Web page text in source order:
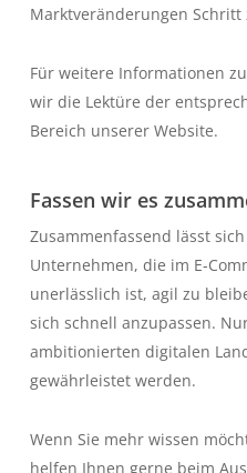
Marktveränderungen Schritt
Für weitere Informationen
wir die Lektüre der
Bereich unserer Website.
Fassen wir es
Zusammenfassend lässt
Unternehmen, die im E-
unerlässlich ist, agil zu
sich schnell anzupassen.
ambitionierten digitalen
gewährleistet werden.
Wenn Sie mehr wissen
helfen Ihnen gerne beim